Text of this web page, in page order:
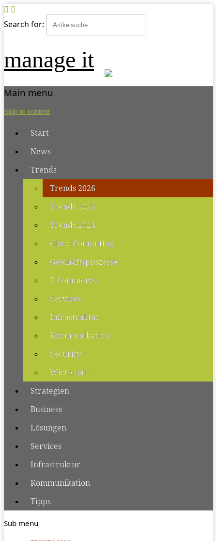
Search for:
manage it
Main menu
Skip to content
Start
News
Trends
Trends 2026
Trends 2025
Trends 2024
Cloud Computing
Geschäftsprozesse
E-Commerce
Services
Infrastruktur
Kommunikation
Security
Wirtschaft
Strategien
Business
Lösungen
Services
Infrastruktur
Kommunikation
Tipps
Sub menu